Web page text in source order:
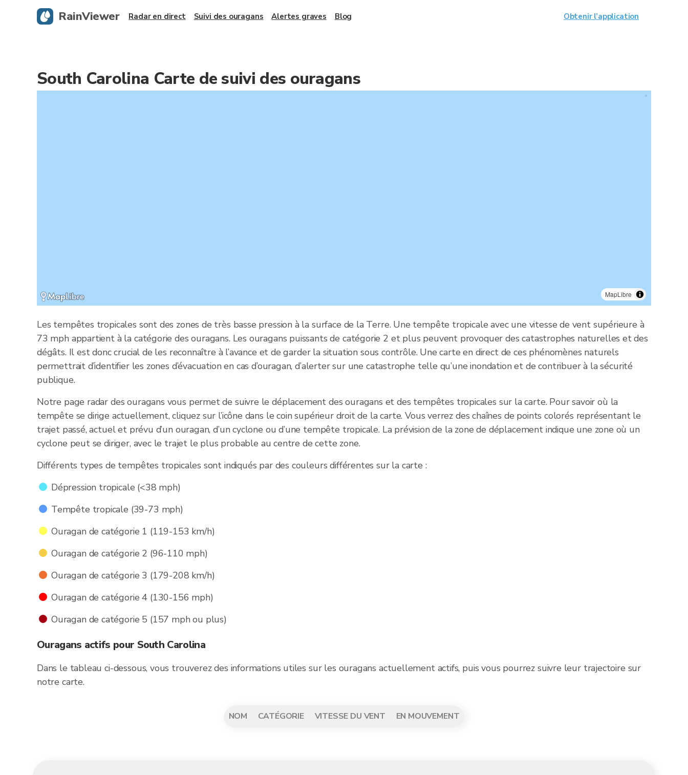
South Carolina Carte de suivi des ouragans
MapLibre
Les tempêtes tropicales sont des zones de très basse pression à la surface de la Terre. Une tempête tropicale avec une vitesse de vent supérieure à
73 mph appartient à la catégorie des ouragans. Les ouragans puissants de catégorie 2 et plus peuvent provoquer des catastrophes naturelles et des
dégâts. Il est donc crucial de les reconnaître à l’avance et de garder la situation sous contrôle. Une carte en direct de ces phénomènes naturels
permettrait d’identifier les zones d’évacuation en cas d’ouragan, d’alerter sur une catastrophe telle qu’une inondation et de contribuer à la sécurité
publique.
Notre page radar des ouragans vous permet de suivre le déplacement des ouragans et des tempêtes tropicales sur la carte. Pour savoir où la
tempête se dirige actuellement, cliquez sur l’icône dans le coin supérieur droit de la carte. Vous verrez des chaînes de points colorés représentant le
trajet passé, actuel et prévu d’un ouragan, d’un cyclone ou d’une tempête tropicale. La prévision de la zone de déplacement indique une zone où un
cyclone peut se diriger, avec le trajet le plus probable au centre de cette zone.
Différents types de tempêtes tropicales sont indiqués par des couleurs différentes sur la carte :
Dépression tropicale (<38 mph)
Tempête tropicale (39-73 mph)
Ouragan de catégorie 1 (119-153 km/h)
Ouragan de catégorie 2 (96-110 mph)
Ouragan de catégorie 3 (179-208 km/h)
Ouragan de catégorie 4 (130-156 mph)
Ouragan de catégorie 5 (157 mph ou plus)
Ouragans actifs pour South Carolina
Dans le tableau ci-dessous, vous trouverez des informations utiles sur les ouragans actuellement actifs, puis vous pourrez suivre leur trajectoire sur
notre carte.
NOM CATÉGORIE VITESSE DU VENT EN MOUVEMENT
RainViewer Radar en direct Suivi des ouragans Alertes graves Blog Obtenir l’application